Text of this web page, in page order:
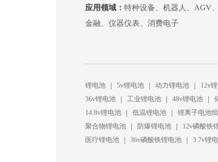
应用领域： 特种设备、机器人、AGV
金融、仪器仪表、消费电子
锂电池 | 5v锂电池 | 动力锂电池 |
12v
36v锂电池
| 工业锂电池 | 48v锂电池 |
14.8v锂电池
| 低温锂电池 |
锂离子电池组
聚合物锂电池
| 防爆锂电池 |
12v磷酸铁
医疗锂电池
| 36v磷酸铁锂电池 | 3.7v锂